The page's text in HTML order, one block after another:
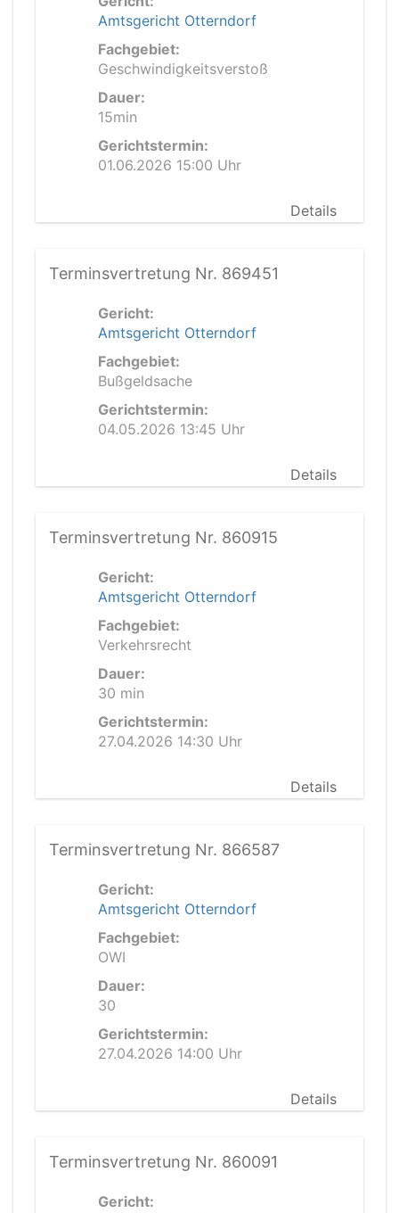
Amtsgericht Otterndorf
Fachgebiet:
Geschwindigkeitsverstoß
Dauer:
15min
Gerichtstermin:
01.06.2026 15:00 Uhr
Details
Terminsvertretung Nr. 869451
Gericht:
Amtsgericht Otterndorf
Fachgebiet:
Bußgeldsache
Gerichtstermin:
04.05.2026 13:45 Uhr
Details
Terminsvertretung Nr. 860915
Gericht:
Amtsgericht Otterndorf
Fachgebiet:
Verkehrsrecht
Dauer:
30 min
Gerichtstermin:
27.04.2026 14:30 Uhr
Details
Terminsvertretung Nr. 866587
Gericht:
Amtsgericht Otterndorf
Fachgebiet:
OWI
Dauer:
30
Gerichtstermin:
27.04.2026 14:00 Uhr
Details
Terminsvertretung Nr. 860091
Gericht: